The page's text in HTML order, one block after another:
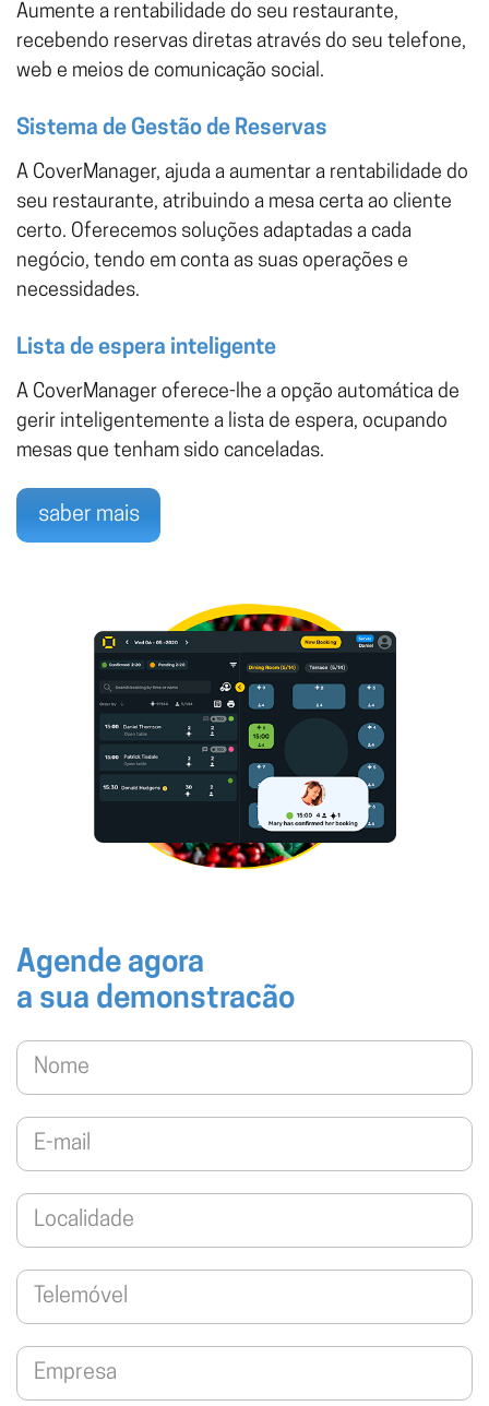
Aumente a rentabilidade do seu restaurante,
recebendo reservas diretas através do seu telefone,
web e meios de comunicação social.
Sistema de Gestão de Reservas
A CoverManager, ajuda a aumentar a rentabilidade do
seu restaurante, atribuindo a mesa certa ao cliente
certo. Oferecemos soluções adaptadas a cada
negócio, tendo em conta as suas operações e
necessidades.
Lista de espera inteligente
A CoverManager oferece-lhe a opção automática de
gerir inteligentemente a lista de espera, ocupando
mesas que tenham sido canceladas.
saber mais
Agende agora
a sua demonstracão